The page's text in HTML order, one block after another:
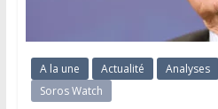
A la une Actualité Analyses
Soros Watch